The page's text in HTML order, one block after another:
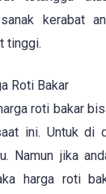
kerabat
tinggi.
Roti Bakar
roti bakar
ini. Untuk di
Namun jika
harga roti